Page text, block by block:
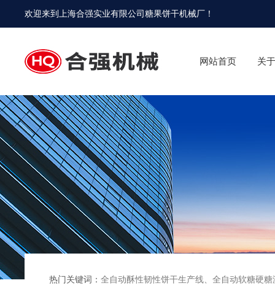
欢迎来到 上海合强实业有限公司糖果饼干机械厂 ！
网站首页 关
热门关键词： 全自动酥性韧性饼干生产线、全自动软糖硬糖浇注生产线、巧克力浇注生产线、桃酥饼干机、多功能曲奇机、热风旋